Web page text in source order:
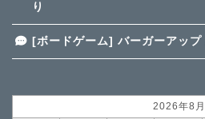
り
[ボードゲーム] バーガーアップ
2026年8月